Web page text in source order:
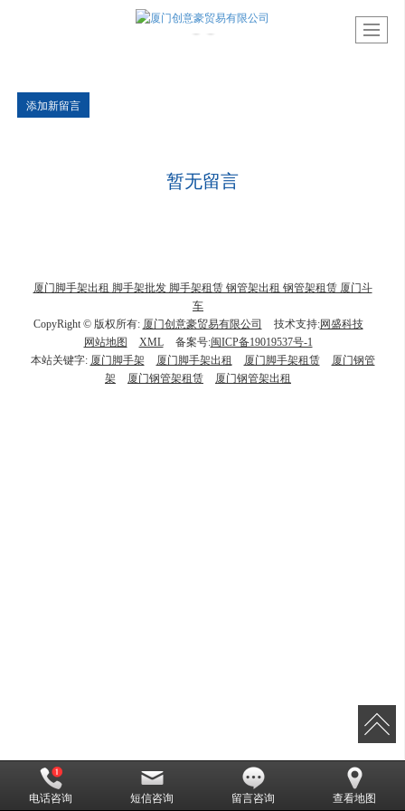
添加新留言
暂无留言
厦门脚手架出租 脚手架批发 脚手架租赁 钢管架出租 钢管架租赁 厦门斗
车
CopyRight © 版权所有: 厦门创意豪贸易有限公司 技术支持:网盛科技
网站地图
XML 备案号:闽ICP备19019537号-1
本站关键字: 厦门脚手架 厦门脚手架出租 厦门脚手架租赁
厦门钢管
架
厦门钢管架租赁 厦门钢管架出租
电话咨询 短信咨询 留言咨询 查看地图